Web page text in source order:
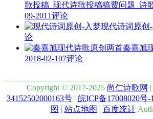
歌投稿_现代诗歌投稿稿费问题_诗
09-2011评论
现代诗词原创
论
秦嘉旭
2018-02-107评论
Copyright © 2017-2025 尚仁诗歌网 |
34152502000163号| 皖ICP备17008020号-1
图 | 站点地图 | 百度统计